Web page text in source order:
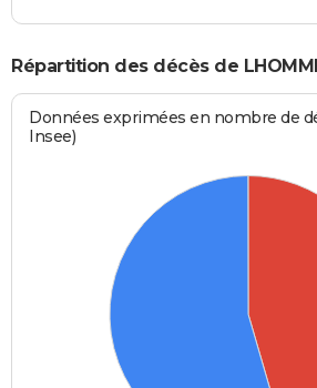
Répartition des décès de
Données exprimées en nombre de
Insee)